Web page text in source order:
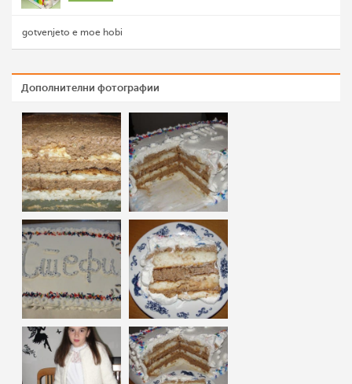
gotvenjeto e moe hobi
Дополнителни фотографии